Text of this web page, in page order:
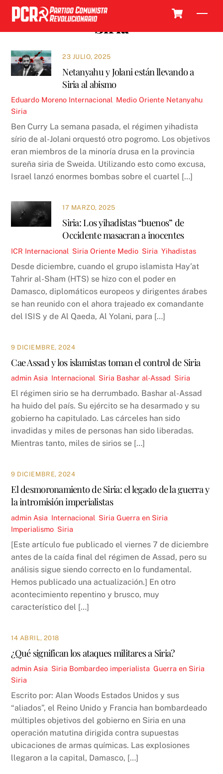
Skip
content
Siria
23 JULIO, 2025
Netanyahu y Jolani están llevando a
Siria al abismo
Eduardo Moreno Internacional Medio Oriente Netanyahu
Siria
Ben Curry La semana pasada, el régimen yihadista
sírio de al-Jolani orquestó otro pogromo. Los objetivos
eran miembros de la minoría drusa en la provincia
sureña siria de Sweida. Utilizando esto como excusa,
Israel lanzó enormes bombas sobre el cuartel […]
17 MARZO, 2025
Siria: Los yihadistas “buenos” de
Occidente masacran a inocentes
ICR Internacional Siria Oriente Medio Siria ,Yihadistas
Desde diciembre, cuando el grupo islamista Hay’at
Tahrir al-Sham (HTS) se hizo con el poder en
Damasco, diplomáticos europeos y dirigentes árabes
se han reunido con el ahora trajeado ex comandante
del ISIS y de Al Qaeda, Al Yolani, para […]
9 DICIEMBRE, 2024
Cae Assad y los islamistas toman el control de Siria
admin Asia Internacional Siria Bashar al-Assad Siria
El régimen sirio se ha derrumbado. Bashar al-Assad
ha huido del país. Su ejército se ha desarmado y su
gobierno ha capitulado. Las cárceles han sido
invadidas y miles de personas han sido liberadas.
Mientras tanto, miles de sirios se […]
9 DICIEMBRE, 2024
El desmoronamiento de Siria: el legado de la guerra y
la intromisión imperialistas
admin Asia Internacional Siria Guerra en Siria
Imperialismo Siria
[Este artículo fue publicado el viernes 7 de diciembre
antes de la caída final del régimen de Assad, pero su
análisis sigue siendo correcto en lo fundamental.
Hemos publicado una actualización.] En otro
acontecimiento repentino y brusco, muy
característico del […]
14 ABRIL, 2018
¿Qué significan los ataques militares a Siria?
admin Asia Siria Bombardeo imperialista ,Guerra en Siria
Siria
Escrito por: Alan Woods Estados Unidos y sus
“aliados”, el Reino Unido y Francia han bombardeado
múltiples objetivos del gobierno en Siria en una
operación matutina dirigida contra supuestas
ubicaciones de armas químicas. Las explosiones
llegaron a la capital, Damasco, […]